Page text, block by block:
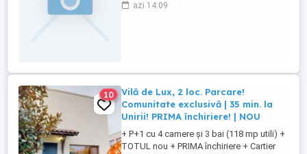
azi 14:09
10
Vilă de Lux, 2 loc. Parcare!
Comunitate exclusivă | 35 min. la
Unirii! PRIMA închiriere! | NOU
+ P+1 cu 4 camere și 3 bai (118 mp utili) +
TOTUL nou + PRIMA închiriere + Cartier